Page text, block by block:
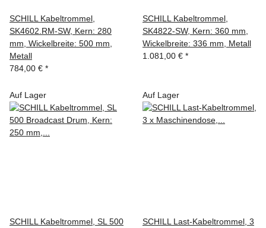
SCHILL Kabeltrommel,
SK4602.RM-SW, Kern: 280
mm, Wickelbreite: 500 mm,
Metall
784,00 € *
SCHILL Kabeltrommel,
SK4822-SW, Kern: 360 mm,
Wickelbreite: 336 mm, Metall
1.081,00 € *
Auf Lager
SCHILL Kabeltrommel, SL 500
Auf Lager
SCHILL Last-Kabeltrommel, 3